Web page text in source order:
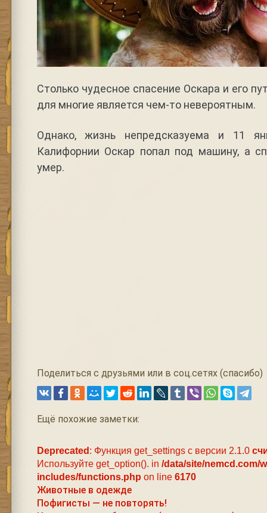
Столько чудесное спасение Оскара и его
для многие является чем-то невероятным.
Однако, жизнь непредсказуема и 11
Калифорнии Оскар попал под машину, а
умер.
Поделиться с друзьями или в соц.сетях (спасибо)
Ещё похожие заметки:
Deprecated : Функция get_settings с версии 2.1.0
Используйте get_option(). in /data/site/nemcd.com/
includes/functions.php on line 6170
Животные в одежде
Пофигисты — не повторять!